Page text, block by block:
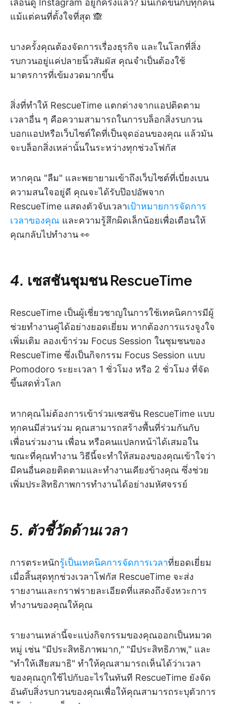
แม้แต่คนที่ตั้งใจที่สุด 🙈
บางครั้งคุณต้องจัดการเรื่องธุรกิจ และในโลกที่สิ่ง
รบกวนอยู่แค่ปลายนิ้วสัมผัส คุณจำเป็นต้องใช้
มาตรการที่เข้มงวดมากขึ้น
สิ่งที่ทำให้ RescueTime แตกต่างจากแอปติดตาม
เวลาอื่น ๆ คือความสามารถในการบล็อกสิ่งรบกวน
บอกแอปหรือเว็บไซต์ใดที่เป็นจุดอ่อนของคุณ แล้วมัน
จะบล็อกสิ่งเหล่านั้นในระหว่างทุกช่วงโฟกัส
หากคุณ "ลืม" และพยายามเข้าถึงเว็บไซต์ที่เบี่ยงเบน
ความสนใจอยู่ดี คุณจะได้รับป๊อปอัพจาก
RescueTime แสดงตัวจับเวลาเป้าหมายการจัดการ
เวลาของคุณ และความรู้สึกผิดเล็กน้อยเพื่อเตือนให้
คุณกลับไปทำงาน 👀
4. เซสชันชุมชน RescueTime
RescueTime เป็นผู้เชี่ยวชาญในการใช้เทคนิคการมีผู้
ช่วยทำงานคู่ได้อย่างยอดเยี่ยม หากต้องการแรงจูงใจ
เพิ่มเติม ลองเข้าร่วม Focus Session ในชุมชนของ
RescueTime ซึ่งเป็นกิจกรรม Focus Session แบบ
Pomodoro ระยะเวลา 1 ชั่วโมง หรือ 2 ชั่วโมง ที่จัด
ขึ้นสดทั่วโลก
หากคุณไม่ต้องการเข้าร่วมเซสชัน RescueTime แบบ
ทุกคนมีส่วนร่วม คุณสามารถสร้างพื้นที่ร่วมกันกับ
เพื่อนร่วมงาน เพื่อน หรือคนแปลกหน้าได้เสมอใน
ขณะที่คุณทำงาน วิธีนี้จะทำให้สมองของคุณเข้าใจว่า
มีคนอื่นคอยติดตามและทำงานเคียงข้างคุณ ซึ่งช่วย
เพิ่มประสิทธิภาพการทำงานได้อย่างมหัศจรรย์
5. ตัวชี้วัดด้านเวลา
การตระหนักรู้เป็นเทคนิคการจัดการเวลาที่ยอดเยี่ยม
เมื่อสิ้นสุดทุกช่วงเวลาโฟกัส RescueTime จะส่ง
รายงานและกราฟรายละเอียดที่แสดงถึงจังหวะการ
ทำงานของคุณให้คุณ
รายงานเหล่านี้จะแบ่งกิจกรรมของคุณออกเป็นหมวด
หมู่ เช่น "มีประสิทธิภาพมาก," "มีประสิทธิภาพ," และ
"ทำให้เสียสมาธิ" ทำให้คุณสามารถเห็นได้ว่าเวลา
ของคุณถูกใช้ไปกับอะไรในทันที RescueTime ยังจัด
อันดับสิ่งรบกวนของคุณเพื่อให้คุณสามารถระบุตัวการ